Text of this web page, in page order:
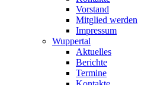
Vorstand
Mitglied werden
Impressum
Wuppertal
Aktuelles
Berichte
Termine